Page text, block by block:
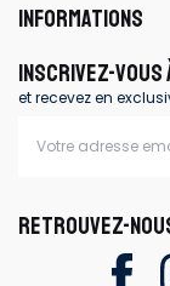
INFORMATIONS
INSCRIVEZ-VOUS
et recevez en
RETROUVEZ-